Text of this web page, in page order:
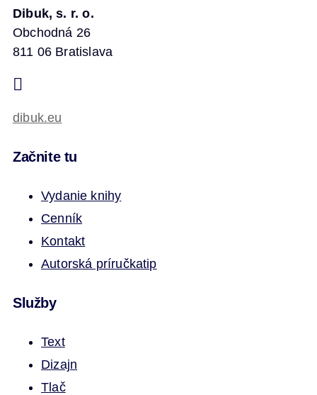
Dibuk, s. r. o.
Obchodná 26
811 06 Bratislava
dibuk.eu
Začnite tu
Vydanie knihy
Cenník
Kontakt
Autorská príručkatip
Služby
Text
Dizajn
Tlač